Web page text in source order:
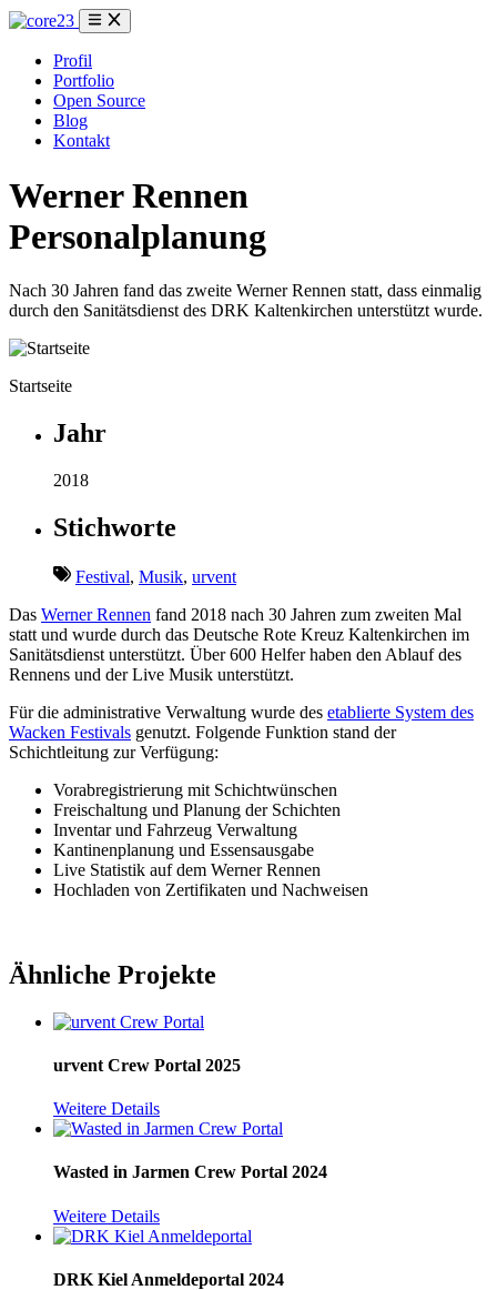
Profil
Portfolio
Open Source
Blog
Kontakt
Werner Rennen
Personalplanung
Nach 30 Jahren fand das zweite Werner Rennen statt, dass einmalig
durch den Sanitätsdienst des DRK Kaltenkirchen unterstützt wurde.
Startseite
Jahr
2018
Stichworte
Festival, Musik, urvent
Das Werner Rennen fand 2018 nach 30 Jahren zum zweiten Mal
statt und wurde durch das Deutsche Rote Kreuz Kaltenkirchen im
Sanitätsdienst unterstützt. Über 600 Helfer haben den Ablauf des
Rennens und der Live Musik unterstützt.
Für die administrative Verwaltung wurde des etablierte System des
Wacken Festivals genutzt. Folgende Funktion stand der
Schichtleitung zur Verfügung:
Vorabregistrierung mit Schichtwünschen
Freischaltung und Planung der Schichten
Inventar und Fahrzeug Verwaltung
Kantinenplanung und Essensausgabe
Live Statistik auf dem Werner Rennen
Hochladen von Zertifikaten und Nachweisen
Ähnliche Projekte
urvent Crew Portal 2025
Weitere Details
Wasted in Jarmen Crew Portal 2024
Weitere Details
DRK Kiel Anmeldeportal 2024